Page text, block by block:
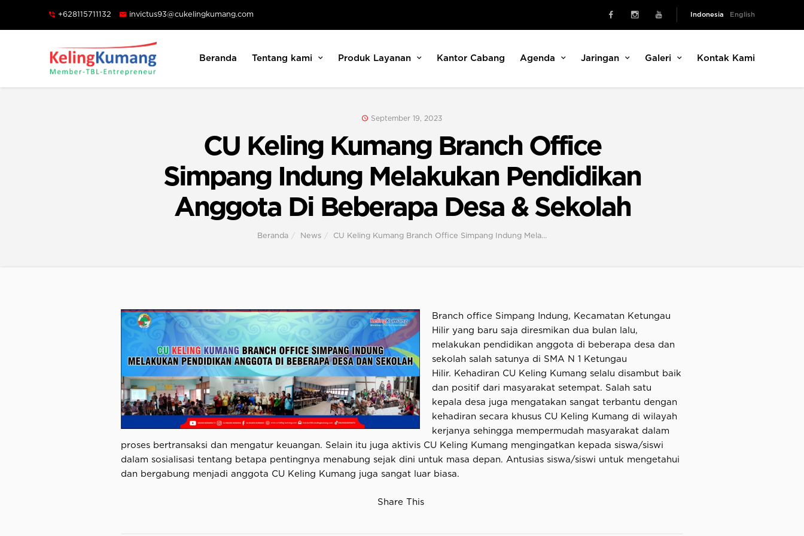
+628115711132 invictus93@cukelingkumang.com Indonesia English
Beranda Tentang kami Produk Layanan Kantor Cabang Agenda Jaringan Galeri Kontak Kami
September 19, 2023
CU Keling Kumang Branch Office
Simpang Indung Melakukan Pendidikan
Anggota Di Beberapa Desa & Sekolah
Beranda News CU Keling Kumang Branch Office Simpang Indung Mela…
Branch office Simpang Indung, Kecamatan Ketungau
Hilir yang baru saja diresmikan dua bulan lalu,
melakukan pendidikan anggota di beberapa desa dan
sekolah salah satunya di SMA N 1 Ketungau
Hilir. Kehadiran CU Keling Kumang selalu disambut baik
dan positif dari masyarakat setempat. Salah satu
kepala desa juga mengatakan sangat terbantu dengan
kehadiran secara khusus CU Keling Kumang di wilayah
kerjanya sehingga mempermudah masyarakat dalam
proses bertransaksi dan mengatur keuangan. Selain itu juga aktivis CU Keling Kumang mengingatkan kepada siswa/siswi
dalam sosialisasi tentang betapa pentingnya menabung sejak dini untuk masa depan. Antusias siswa/siswi untuk mengetahui
dan bergabung menjadi anggota CU Keling Kumang juga sangat luar biasa.
Share This